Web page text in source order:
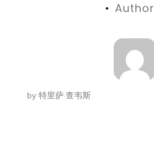
Author
by 特里萨·查韦斯